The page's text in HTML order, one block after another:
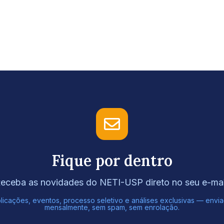
Fique por dentro
as novidades do NETI-USP direto no seu e-
eventos, processo seletivo e análises exclusivas —
mensalmente, sem spam, sem enrolação.